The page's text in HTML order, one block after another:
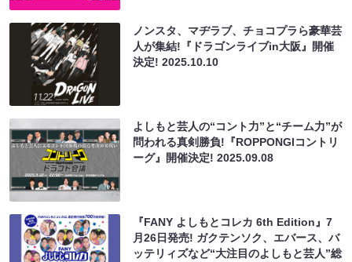
ノンスタ、マヂラブ、チョコプラら豪華芸
人が集結!『ドラゴンライブin大阪』開催
決定!2025.10.10
よしもと芸人の“コント力”と“チーム力”が
問われる真剣勝負!『ROPPONGIコントリ
ーグ』開催決定!2025.09.08
『FANY よしもとコレカ 6th Edition』7
月26日発売! ガクテンソク、エバース、バ
ッテリィズなど“大注目のよしもと芸人”総